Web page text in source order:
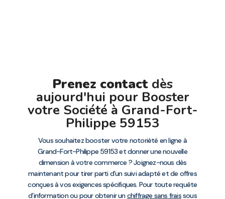
Prenez contact dès
aujourd'hui pour Booster
votre Société à Grand-Fort-
Philippe 59153
Vous souhaitez booster votre notoriété en ligne à
Grand-Fort-Philippe 59153 et donner une nouvelle
dimension à votre commerce ? Joignez-nous dès
maintenant pour tirer parti d’un suivi adapté et de offres
conçues à vos exigences spécifiques. Pour toute requête
d’information ou pour obtenir unchiffrage sans fraissous